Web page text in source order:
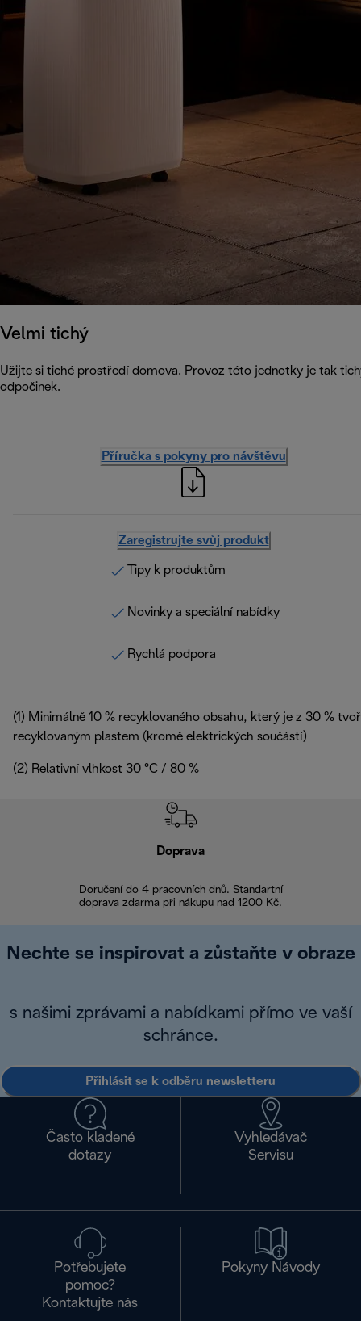
Velmi tichý
Užijte si tiché prostředí domova. Provoz této jednotky je tak
odpočinek.
Příručka s pokyny pro návštěvu
Zaregistrujte svůj produkt
Tipy k produktům
Novinky a speciální nabídky
Rychlá podpora
(1) Minimálně 10 % recyklovaného obsahu, který je z 30 %
recyklovaným plastem (kromě elektrických součástí)
(2) Relativní vlhkost 30 °C / 80 %
Doprava
Doručení do 4 pracovních dnů. Standartní
doprava zdarma při nákupu nad 1200 Kč.
Nechte se inspirovat a zůstaňte v obraze
s našimi zprávami a nabídkami přímo ve vaší
schránce.
Přihlásit se k odběru newsletteru
Často kladené
dotazy
Vyhledávač
Servisu
Potřebujete
pomoc?
Kontaktujte nás
Pokyny Návody